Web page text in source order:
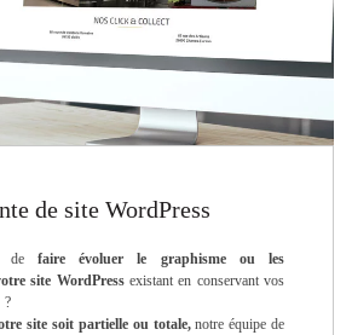
de site WordPress
de faire évoluer le graphisme ou les
site WordPress existant en conservant vos
?
site soit partielle ou totale,notre équipe de